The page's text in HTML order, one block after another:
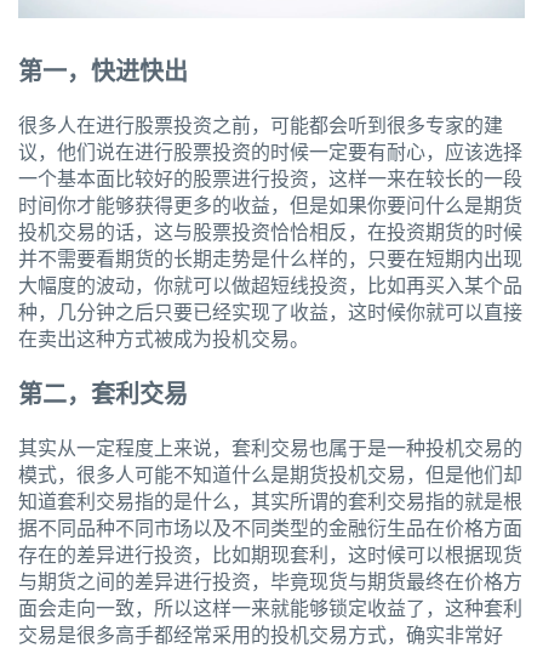
第一，快进快出
很多人在进行股票投资之前，可能都会听到很多专家的建
议，他们说在进行股票投资的时候一定要有耐心，应该选择
一个基本面比较好的股票进行投资，这样一来在较长的一段
时间你才能够获得更多的收益，但是如果你要问什么是期货
投机交易的话，这与股票投资恰恰相反，在投资期货的时候
并不需要看期货的长期走势是什么样的，只要在短期内出现
大幅度的波动，你就可以做超短线投资，比如再买入某个品
种，几分钟之后只要已经实现了收益，这时候你就可以直接
在卖出这种方式被成为投机交易。
第二，套利交易
其实从一定程度上来说，套利交易也属于是一种投机交易的
模式，很多人可能不知道什么是期货投机交易，但是他们却
知道套利交易指的是什么，其实所谓的套利交易指的就是根
据不同品种不同市场以及不同类型的金融衍生品在价格方面
存在的差异进行投资，比如期现套利，这时候可以根据现货
与期货之间的差异进行投资，毕竟现货与期货最终在价格方
面会走向一致，所以这样一来就能够锁定收益了，这种套利
交易是很多高手都经常采用的投机交易方式，确实非常好